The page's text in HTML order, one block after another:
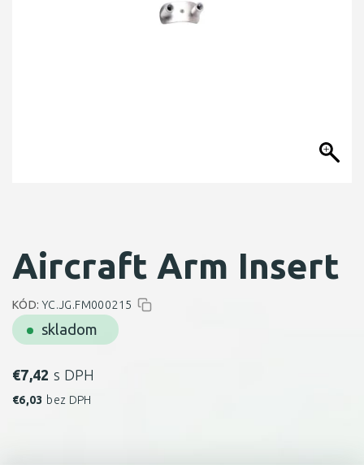
Aircraft Arm Insert
skladom
KÓD: YC.JG.FM000215
€7,42 s DPH
€6,03 bez DPH